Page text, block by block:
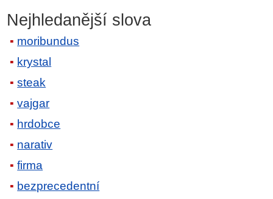
Nejhledanější slova
moribundus
krystal
steak
vajgar
hrdobce
narativ
firma
bezprecedentní